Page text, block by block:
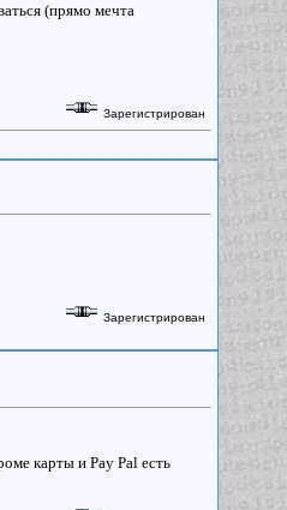
(прямо мечта
Зарегистрирован
Зарегистрирован
карты и Pay Pal есть